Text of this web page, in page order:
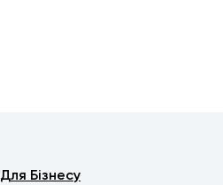
Для Бізнесу